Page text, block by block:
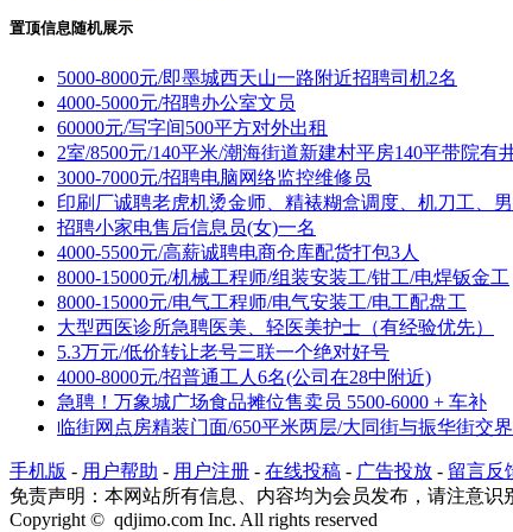
置顶信息随机展示
5000-8000元/即墨城西天山一路附近招聘司机2名
4000-5000元/招聘办公室文员
60000元/写字间500平方对外出租
2室/8500元/140平米/潮海街道新建村平房140平带院有
3000-7000元/招聘电脑网络监控维修员
印刷厂诚聘老虎机烫金师、精裱糊盒调度、机刀工、
招聘小家电售后信息员(女)一名
4000-5500元/高薪诚聘电商仓库配货打包3人
8000-15000元/机械工程师/组装安装工/钳工/电焊钣金工
8000-15000元/电气工程师/电气安装工/电工配盘工
大型西医诊所急聘医美、轻医美护士（有经验优先）
5.3万元/低价转让老号三联一个绝对好号
4000-8000元/招普通工人6名(公司在28中附近)
急聘！万象城广场食品摊位售卖员 5500-6000 + 车补
临街网点房精装门面/650平米两层/大同街与振华街交
手机版 - 用户帮助 - 用户注册 - 在线投稿 - 广告投放 - 留言反
免责声明：本网站所有信息、内容均为会员发布，请注意
Copyright © qdjimo.com Inc. All rights reserved